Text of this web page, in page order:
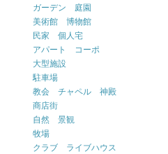
ガーデン 庭園
美術館 博物館
民家 個人宅
アパート コーポ
大型施設
駐車場
教会 チャペル 神殿
商店街
自然 景観
牧場
クラブ ライブハウス